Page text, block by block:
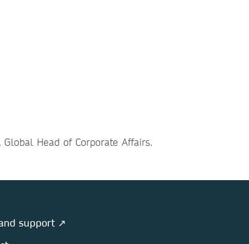
Global Head of Corporate Affairs.
support ↗